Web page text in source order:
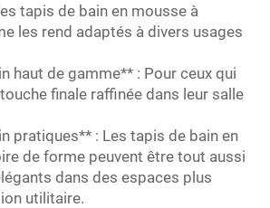
tapis de bain en mousse à
les rend adaptés à divers usages
haut de gamme** : Pour ceux qui
finale raffinée dans leur salle
pratiques** : Les tapis de bain en
de forme peuvent être tout aussi
dans des espaces plus
utilitaire.